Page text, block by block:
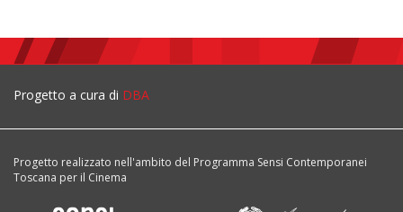
Progetto a cura di DBA
Progetto realizzato nell'ambito del Programma Sensi Contemporanei
Toscana per il Cinema